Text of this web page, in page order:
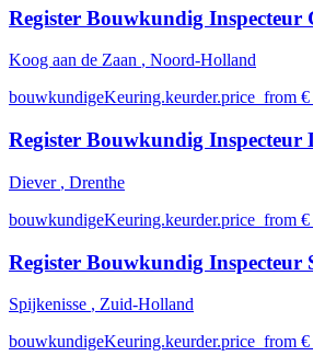
Register Bouwkundig Inspecteur
Koog aan de Zaan , Noord-Holland
bouwkundigeKeuring.keurder.price_from €
Register Bouwkundig Inspecteur
Diever , Drenthe
bouwkundigeKeuring.keurder.price_from €
Register Bouwkundig Inspecteur
Spijkenisse , Zuid-Holland
bouwkundigeKeuring.keurder.price_from €